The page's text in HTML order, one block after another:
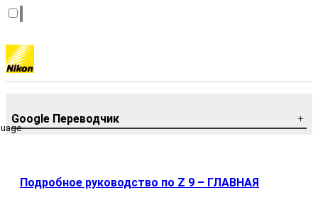
Google Переводчик
Подробное руководство по Z 9 – ГЛАВНАЯ